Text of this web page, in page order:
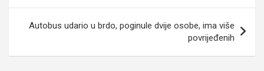
Autobus udario u brdo, poginule dvije osobe, ima više
povrijeđenih